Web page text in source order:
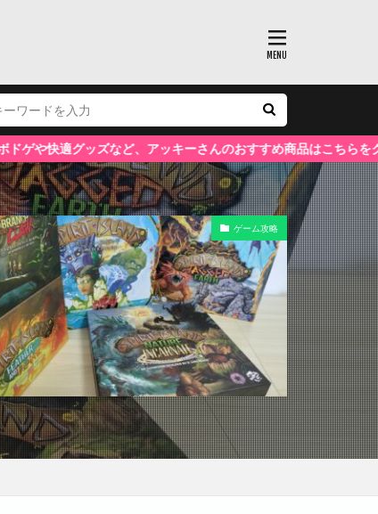
ーさんのおすすめ商品はこちらをクリック！
ゲーム攻略